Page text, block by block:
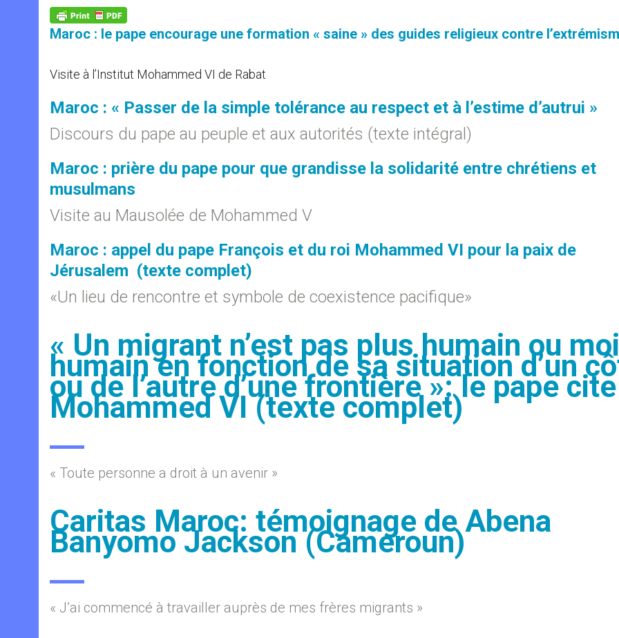
p
p
g
e
r
k
Maroc : le pape encourage une formation « saine » des guides religieux contre
Visite à l’Institut Mohammed VI de Rabat
Maroc : « Passer de la simple tolérance au respect et à l’estime d’autrui »
Discours du pape au peuple et aux autorités (texte intégral)
Maroc : prière du pape pour que grandisse la solidarité entre chrétiens et
musulmans
Visite au Mausolée de Mohammed V
Maroc : appel du pape François et du roi Mohammed VI pour la paix de
Jérusalem (texte complet)
«Un lieu de rencontre et symbole de coexistence pacifique»
« Un migrant n’est pas plus humain ou
humain en fonction de sa situation d’un
ou de l’autre d’une frontière »: le pape cite
Mohammed VI (texte complet)
« Toute personne a droit à un avenir »
Caritas Maroc: témoignage de Abena
Banyomo Jackson (Cameroun)
« J’ai commencé à travailler auprès de mes frères migrants »